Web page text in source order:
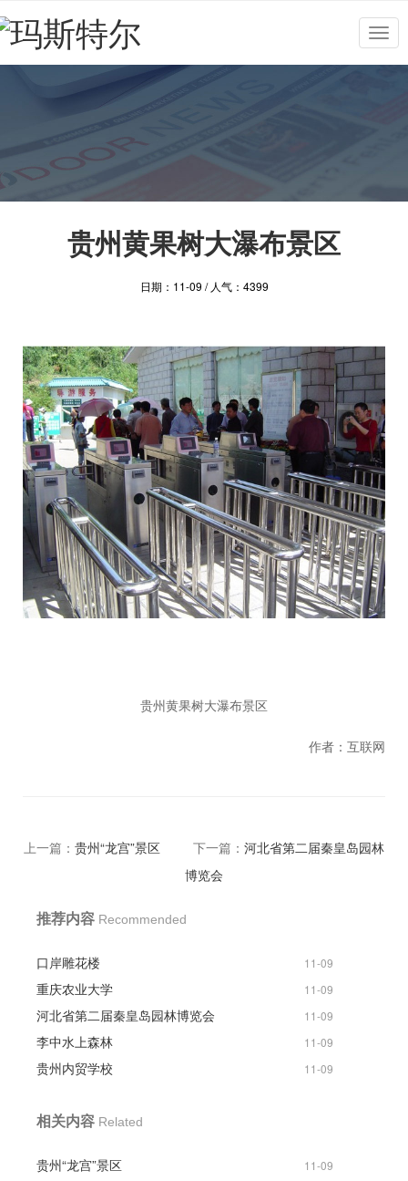
贵州黄果树大瀑布景区
日期：11-09 / 人气：4399
贵州黄果树大瀑布景区
作者：互联网
上一篇： 贵州“龙宫”景区 下一篇： 河北省第二届秦皇岛园林
博览会
推荐内容 Recommended
口岸雕花楼 11-09
重庆农业大学 11-09
河北省第二届秦皇岛园林博览会 11-09
李中水上森林 11-09
贵州内贸学校 11-09
相关内容 Related
贵州“龙宫”景区 11-09